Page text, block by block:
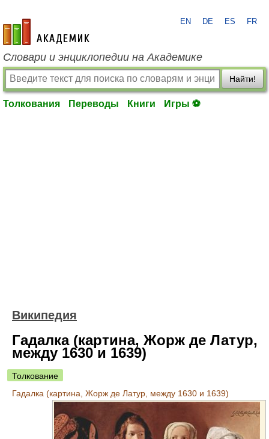
academic.ru
EN DE ES FR
Словари и энциклопедии на Академике
Найти!
Толкования Переводы Книги Игры ⚽
Википедия
Гадалка (картина, Жорж де Латур,
между 1630 и 1639)
Толкование
Гадалка (картина, Жорж де Латур, между 1630 и 1639)